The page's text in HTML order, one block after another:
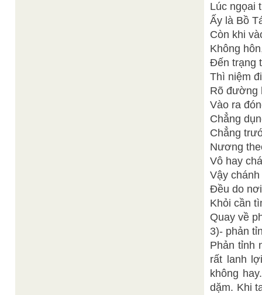
Lúc ngọai
Ấy là Bồ
Còn khi
Không
Đến trạng
Thì niệm
Rõ đường
Vào ra
Chẳng
Chẳng
Nương
Vô hay
Vậy
Đều do
Khỏi cần
Quay về
3)- phản
Phản tỉnh
rất lanh
không
dặm. Khi